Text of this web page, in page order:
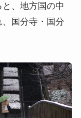
、地方国の中
国分寺・国分